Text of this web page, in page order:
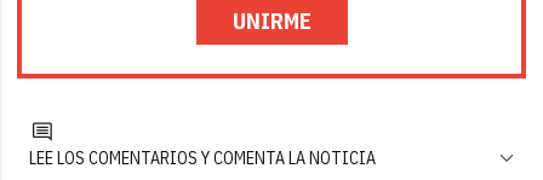
UNIRME
LEE LOS COMENTARIOS Y COMENTA LA NOTICIA